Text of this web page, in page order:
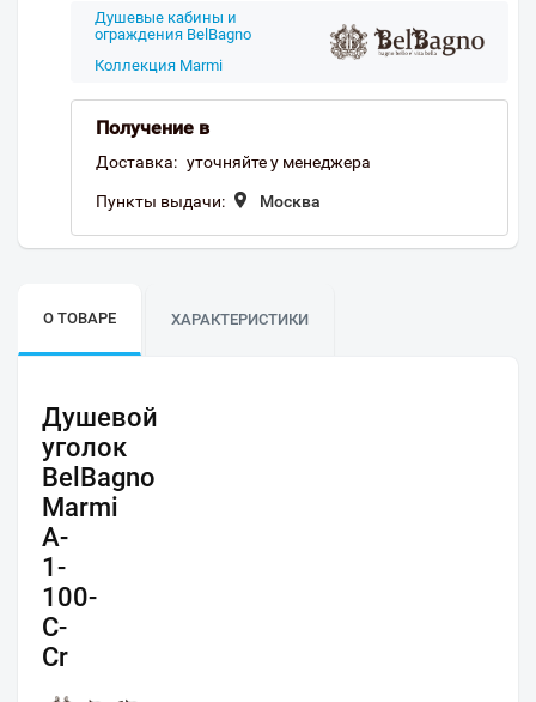
Душевые кабины и
ограждения BelBagno
Коллекция Marmi
Получение в
Доставка: уточняйте у менеджера
Пункты выдачи: Москва
О ТОВАРЕ ХАРАКТЕРИСТИКИ
Душевой
уголок
BelBagno
Marmi
A-
1-
100-
C-
Cr